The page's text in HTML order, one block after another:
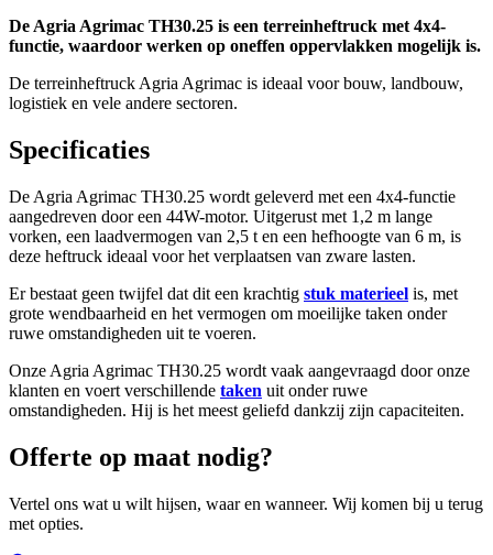
De Agria Agrimac TH30.25 is een terreinheftruck met 4x4-
functie, waardoor werken op oneffen oppervlakken mogelijk is.
De terreinheftruck Agria Agrimac is ideaal voor bouw, landbouw,
logistiek en vele andere sectoren.
Specificaties
De Agria Agrimac TH30.25 wordt geleverd met een 4x4-functie
aangedreven door een 44W-motor. Uitgerust met 1,2 m lange
vorken, een laadvermogen van 2,5 t en een hefhoogte van 6 m, is
deze heftruck ideaal voor het verplaatsen van zware lasten.
Er bestaat geen twijfel dat dit een krachtig stuk materieel is, met
grote wendbaarheid en het vermogen om moeilijke taken onder
ruwe omstandigheden uit te voeren.
Onze Agria Agrimac TH30.25 wordt vaak aangevraagd door onze
klanten en voert verschillende taken uit onder ruwe
omstandigheden. Hij is het meest geliefd dankzij zijn capaciteiten.
Offerte op maat nodig?
Vertel ons wat u wilt hijsen, waar en wanneer. Wij komen bij u terug
met opties.